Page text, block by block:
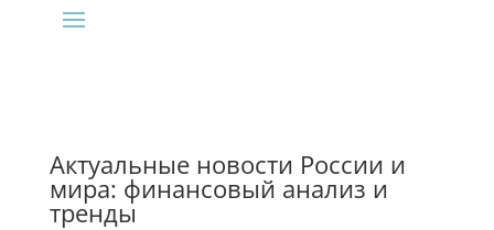
Актуальные новости России и
мира: финансовый анализ и
тренды